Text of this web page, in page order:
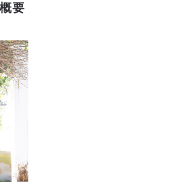
要